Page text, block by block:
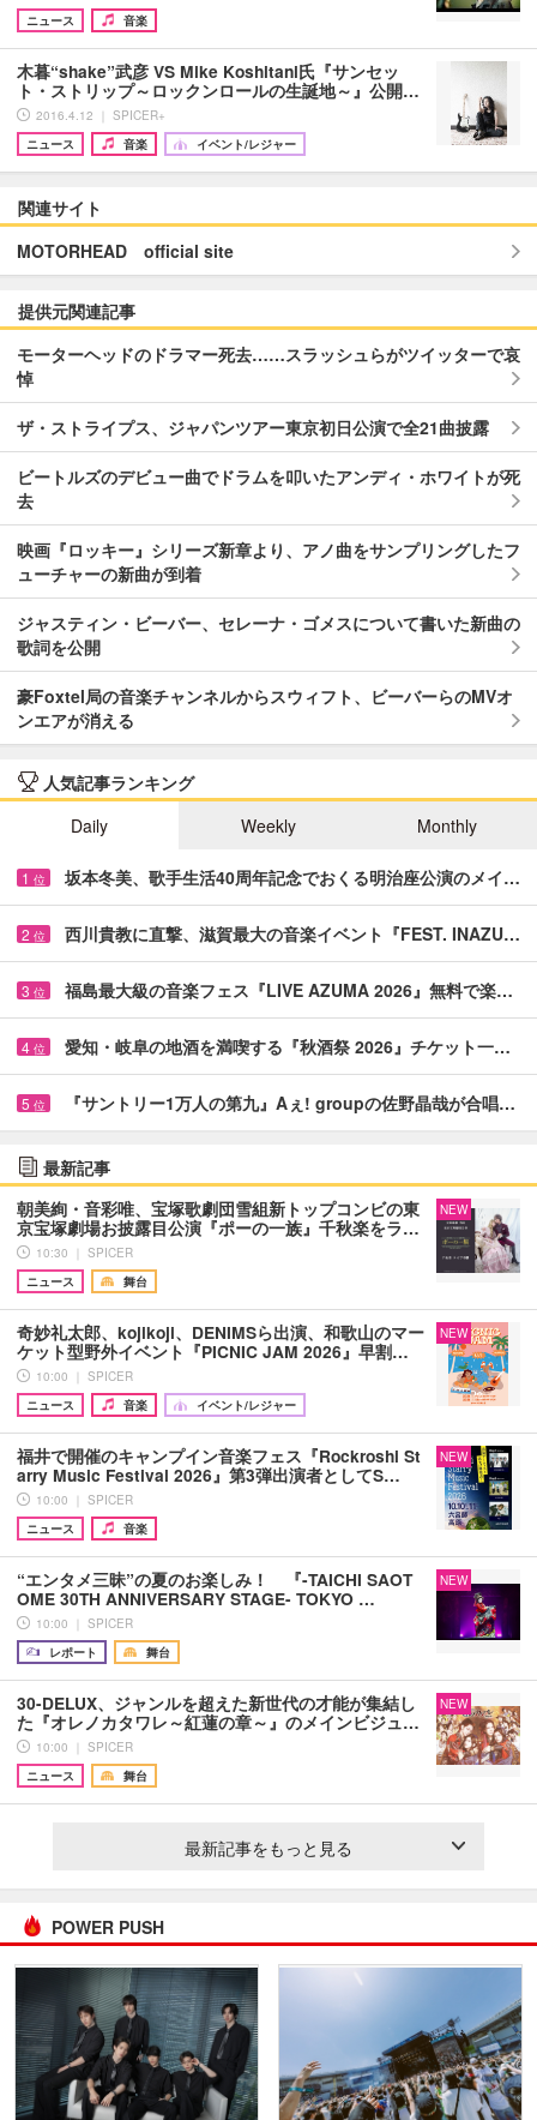
ニュース 音楽
木暮“shake”武彦 VS Mike Koshitani氏『サンセッ
ト・ストリップ～ロックンロールの生誕地～』公開…
2016.4.12 ｜ SPICER+
ニュース
音楽 イベント/レジャー
関連サイト
MOTORHEAD official site
提供元関連記事
モーターヘッドのドラマー死去……スラッシュらがツイッターで哀
悼
ザ・ストライプス、ジャパンツアー東京初日公演で全21曲披露
ビートルズのデビュー曲でドラムを叩いたアンディ・ホワイトが死
去
映画『ロッキー』シリーズ新章より、アノ曲をサンプリングしたフ
ューチャーの新曲が到着
ジャスティン・ビーバー、セレーナ・ゴメスについて書いた新曲の
歌詞を公開
豪Foxtel局の音楽チャンネルからスウィフト、ビーバーらのMVオ
ンエアが消える
人気記事ランキング
Daily
Weekly Monthly
1 位 坂本冬美、歌手生活40周年記念でおくる明治座公演のメイ…
2 位 西川貴教に直撃、滋賀最大の音楽イベント『FEST. INAZU…
3 位 福島最大級の音楽フェス『LIVE AZUMA 2026』無料で楽…
4 位 愛知・岐阜の地酒を満喫する『秋酒祭 2026』チケット一…
5 位 『サントリー1万人の第九』Aぇ! groupの佐野晶哉が合唱…
最新記事
朝美絢・音彩唯、宝塚歌劇団雪組新トップコンビの東
京宝塚劇場お披露目公演『ポーの一族』千秋楽をラ…
10:30 ｜ SPICER
ニュース
舞台
NEW
奇妙礼太郎、kojikoji、DENIMSら出演、和歌山のマー
ケット型野外イベント『PICNIC JAM 2026』早割…
10:00 ｜ SPICER
ニュース
音楽 イベント/レジャー
NEW
福井で開催のキャンプイン音楽フェス『Rockroshi St
arry Music Festival 2026』第3弾出演者としてS…
10:00 ｜ SPICER
ニュース
音楽
NEW
“エンタメ三昧”の夏のお楽しみ！ 『-TAICHI SAOT
OME 30TH ANNIVERSARY STAGE- TOKYO …
10:00 ｜ SPICER
レポート
舞台
NEW
30-DELUX、ジャンルを超えた新世代の才能が集結し
た『オレノカタワレ～紅蓮の章～』のメインビジュ…
10:00 ｜ SPICER
ニュース
舞台
NEW
最新記事をもっと見る
POWER PUSH